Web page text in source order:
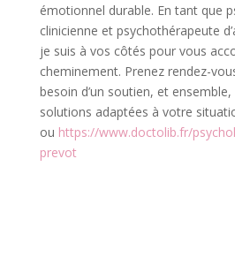
émotionnel durable. En tant que
clinicienne et psychothérapeute
je suis à vos côtés pour vous
cheminement. Prenez rendez-
besoin d’un soutien, et
solutions adaptées à votre
ou https://www.doctolib.fr/
prevot